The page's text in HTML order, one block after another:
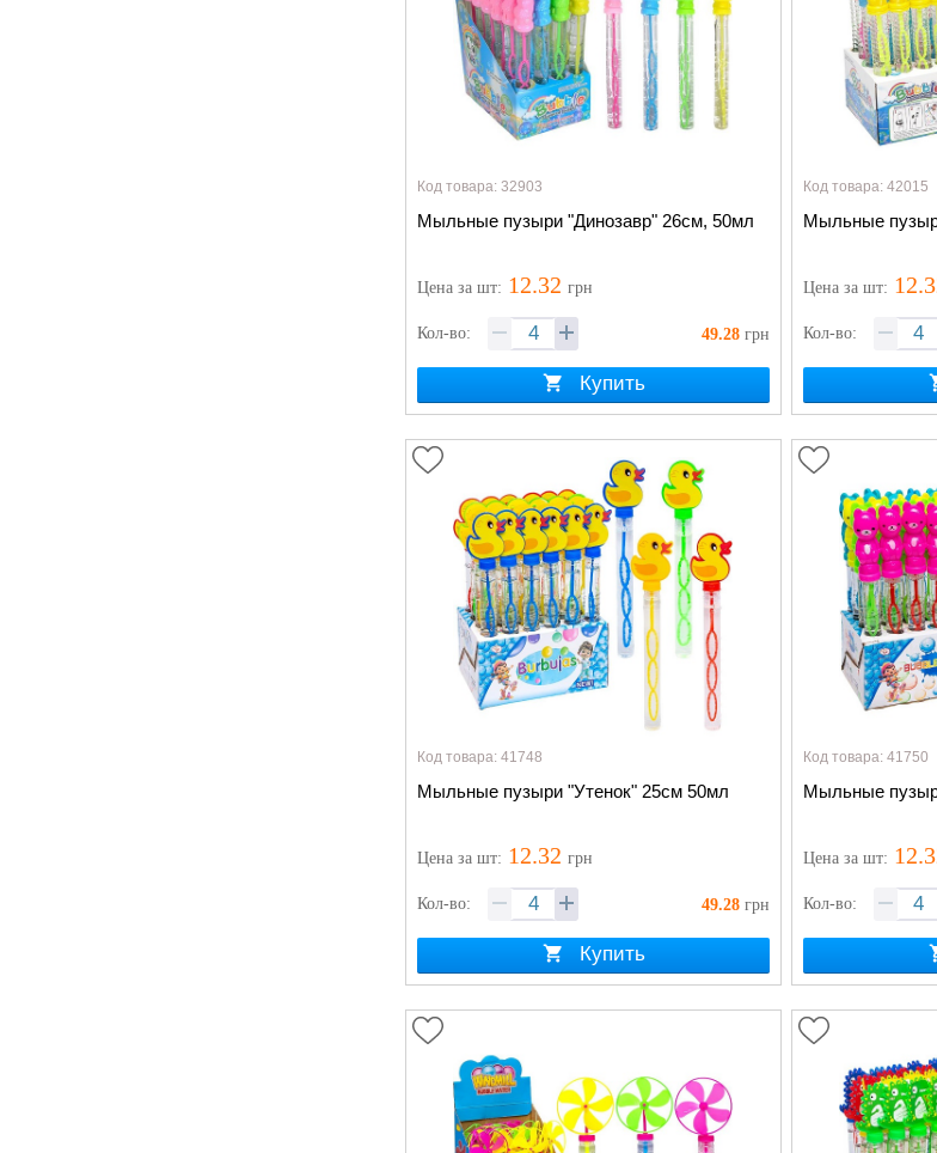
Код товара: 32903
Мыльные пузыри "Динозавр" 26см, 50мл
Цена за шт: 12.32 грн
Кол-во: 49.28 грн
Купить
Код товара: 42015
Мыльные
Ценаза шт:
Кол-во:
Код товара: 41748
Мыльные пузыри "Утенок" 25см 50мл
Цена за шт: 12.32 грн
Кол-во: 49.28 грн
Купить
Код товара: 41750
Мыльные
Ценаза шт:
Кол-во: